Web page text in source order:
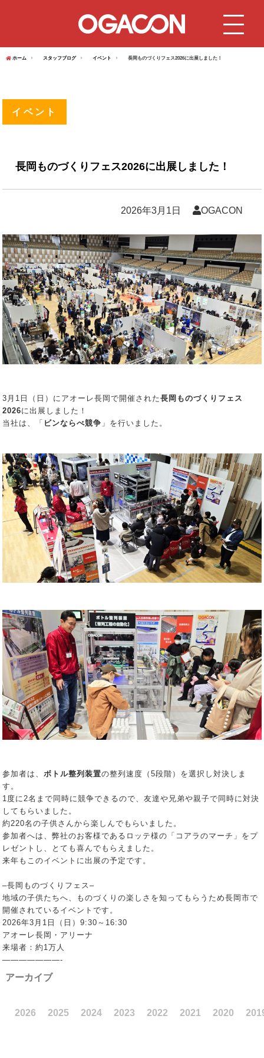
ホーム スタッフブログ イベント 長岡ものづくりフェス2026に出展しました！
イベント
長岡ものづくりフェス2026に出展しました！
2026年3月1日 OGACON
3月1日（日）にアオーレ長岡で開催された長岡ものづくりフェス
2026に出展しました！
当社は、「 ビンならべ競争 」を行いました。
参加者は、 ボトル整列装置の整列速度（5段階）を選択し対決しま
す。
1度に2名まで同時に競争できるので、友達や兄弟や親子で同時に対決
してもらいました。
約220名の子供さんから楽しんでもらいました。
参加者へは、弊社のお客様であるロッテ様の「コアラのマーチ」をプ
レゼントし、とても喜んでもらえました。
来年もこのイベントに出展の予定です。
–長岡ものづくりフェス–
地域の子供たちへ、ものづくりの楽しさを知ってもらうため長岡市で
開催されているイベントです。
2026年3月1日（日）9:30～16:30
アオーレ長岡・アリーナ
来場者：約1万人
———————-
アーカイブ
2026 2025 2024 2023 2022 2021 2020